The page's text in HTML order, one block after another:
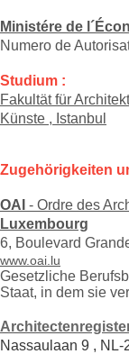
Ministére de
Numero de
Studium :
Fakultät für
Künste , Istanbul
Zugehörigkeiten
OAI - Ordre des
Luxembourg
6, Boulevard
www.oai.lu
Gesetzliche
Staat, in dem sie
Nassaulaan 9 ,